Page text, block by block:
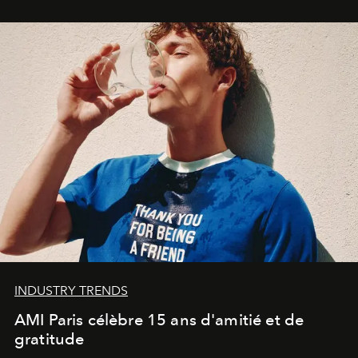
INDUSTRY TRENDS
AMI Paris célèbre 15 ans d'amitié et de
gratitude